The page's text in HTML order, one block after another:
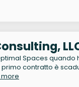
Spaces
primo contratto è